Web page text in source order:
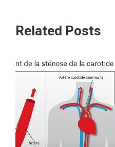
Related Posts